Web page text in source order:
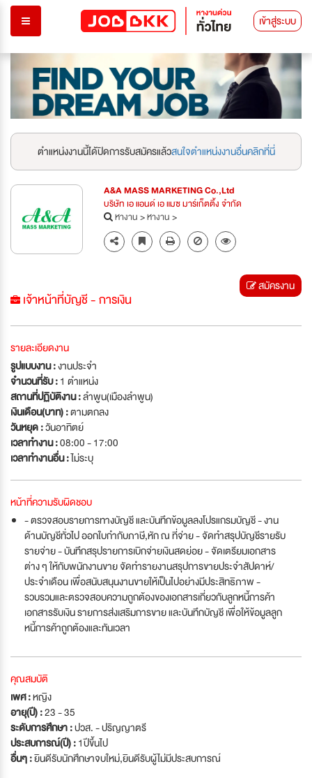
เข้าสู่ระบบ
ตำแหน่งงานนี้ได้ปิดการรับสมัครแล้วสนใจตำแหน่งงานอื่นคลิกที่นี่
A&A MASS MARKETING Co.,Ltd
บริษัท เอ แอนด์ เอ แมซ มาร์เก็ตติ้ง จำกัด
หางาน>หางาน>
เจ้าหน้าที่บัญชี - การเงิน
สมัครงาน
รายละเอียดงาน
รูปแบบงาน :งานประจำ
จำนวนที่รับ :1 ตำแหน่ง
สถานที่ปฏิบัติงาน :ลำพูน(เมืองลำพูน)
เงินเดือน(บาท) :ตามตกลง
วันหยุด :วันอาทิตย์
เวลาทำงาน :08:00 - 17:00
เวลาทำงานอื่น :ไม่ระบุ
หน้าที่ความรับผิดชอบ
- ตรวจสอบรายการทางบัญชี และบันทึกข้อมูลลงโปรแกรมบัญชี - งาน
ด้านบัญชีทั่วไป ออกใบกำกับภาษี,หัก ณ ที่จ่าย - จัดทำสรุปบัญชีรายรับ
รายจ่าย - บันทึกสรุปรายการเบิกจ่ายเงินสดย่อย - จัดเตรียมเอกสาร
ต่าง ๆ ให้กับพนักงานขาย จัดทำรายงานสรุปการขายประจำสัปดาห์/
ประจำเดือน เพื่อสนับสนุนงานขายให้เป็นไปอย่างมีประสิทธิภาพ -
รวบรวมและตรวจสอบความถูกต้องของเอกสารเกี่ยวกับลูกหนี้การค้า
เอกสารรับเงิน รายการส่งเสริมการขาย และบันทึกบัญชี เพื่อให้ข้อมูลลูก
หนี้การค้าถูกต้องและทันเวลา
คุณสมบัติ
เพศ :หญิง
อายุ(ปี) :23 - 35
ระดับการศึกษา :ปวส. - ปริญญาตรี
ประสบการณ์(ปี) :1ปีขึ้นไป
อื่นๆ :ยินดีรับนักศึกษาจบใหม่,ยินดีรับผู้ไม่มีประสบการณ์